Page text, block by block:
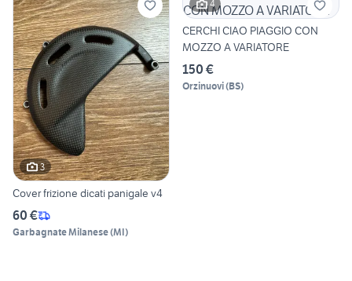
3
Cover frizione dicati panigale v4
60 €
Garbagnate Milanese(MI)
4
CERCHI CIAO PIAGGIO CON
MOZZO A VARIATORE
150 €
Orzinuovi(BS)